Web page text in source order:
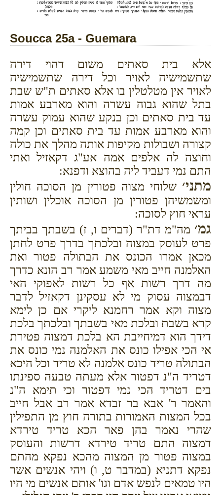
Soucca 25a - Guemara
אלא בית סאתים משום דהוי דירה
שתשמישיה לאויר וכל דירה שתשמישיה
לאויר אין מטלטלין בו אלא סאתים ת"ש שבת
בתל שהוא גבוה עשרה והוא מארבע אמות
עד בית סאתים וכן בנקע שהוא עמוק עשרה
והוא מארבע אמות עד בית סאתים וכן קמה
קצורה ושבולות מקיפות אותה מהלך את כולה
וחוצה לה אלפים אמה אע"ג דקאזיל ואתי
התם נמי דעביד ליה בהוצא ודפנא:
מתני׳ שלוחי מצוה פטורין מן הסוכה חולין
ומשמשיהן פטורין מן הסוכה אוכלין ושותין
עראי חוץ לסוכה:
גמ׳ מה"מ דת"ר (דברים ו, ז) בשבתך בביתך
פרט לעוסק במצוה ובלכתך בדרך פרט לחתן
מכאן אמרו הכונס את הבתולה פטור ואת
האלמנה חייב מאי משמע אמר רב הונא כדרך
מה דרך רשות אף כל רשות לאפוקי האי
דבמצוה עסוק מי לא עסקינן דקאזיל לדבר
מצוה וקא אמר רחמנא ליקרי אם כן לימא
קרא בשבת ובלכת מאי בשבתך ובלכתך בלכת
דידך הוא דמיחייבת הא בלכת דמצוה פטירת
אי הכי אפילו כונס את האלמנה נמי כונס את
הבתולה טריד כונס אלמנה לא טריד וכל היכא
דטריד ה"נ דפטור אלא מעתה טבעה ספינתו
בים דטריד הכי נמי דפטור וכי תימא ה"נ
והאמר ר' אבא בר זבדא אמר רב אבל חייב
בכל המצות האמורות בתורה חוץ מן התפילין
שהרי נאמר בהן פאר הכא טריד טירדא
דמצוה התם טריד טירדא דרשות והעוסק
במצוה פטור מן המצוה מהכא נפקא מהתם
נפקא דתניא (במדבר ט, ו) ויהי אנשים אשר
היו טמאים לנפש אדם וגו' אותם אנשים מי היו